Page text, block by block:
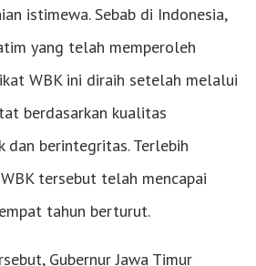
istimewa. Sebab di Indonesia,
yang telah memperoleh
WBK ini diraih setelah melalui
berdasarkan kualitas
dan berintegritas. Terlebih
tersebut telah mencapai
tahun berturut.
Gubernur Jawa Timur